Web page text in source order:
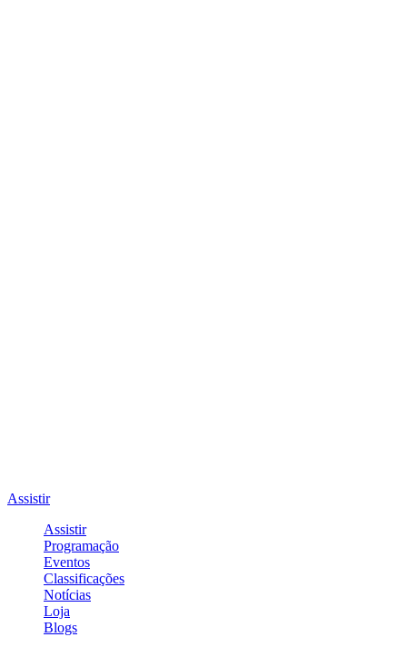
Assistir
Assistir
Programação
Eventos
Classificações
Notícias
Loja
Blogs